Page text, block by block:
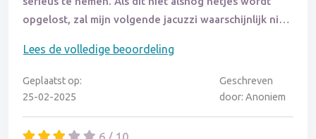
opgelost, zal mijn volgende jacuzzi waarschijnlijk niet
Lees de volledige beoordeling
Geplaatst op:
25-02-2025
Geschreven
door: Anoniem